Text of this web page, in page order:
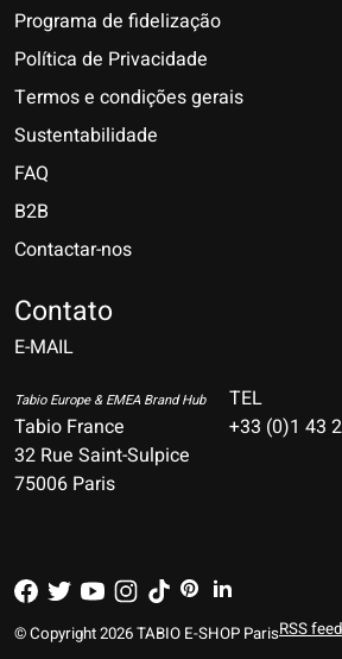
Programa de fidelização
Política de Privacidade
Termos e condições gerais
Sustentabilidade
FAQ
B2B
Contactar-nos
Contato
E-MAIL
Tabio Europe & EMEA Brand Hub
Tabio France
32 Rue Saint-Sulpice
75006 Paris
TEL
+33 (0)1 43
© Copyright 2026 TABIO E-SHOP ParisRSS feed